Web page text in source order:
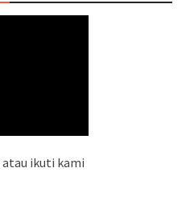
atau ikuti kami